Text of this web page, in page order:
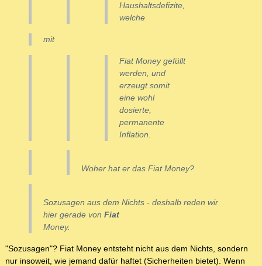
Haushaltsdefizite,
welche
mit
Fiat Money gefüllt
werden, und
erzeugt somit
eine wohl
dosierte,
permanente
Inflation.
Woher hat er das Fiat Money?
Sozusagen aus dem Nichts - deshalb reden wir
hier gerade von Fiat
Money.
"Sozusagen"? Fiat Money entsteht nicht aus dem Nichts, sondern
nur insoweit, wie jemand dafür haftet (Sicherheiten bietet). Wenn